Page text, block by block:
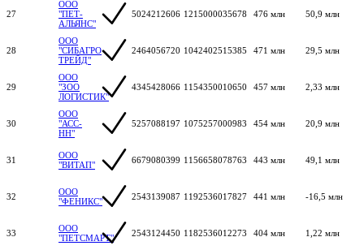
27
ООО
"ПЕТ-
АЛЬЯНС"
5024212606 1215000035678 476 млн 50,9 млн
28
ООО
"СИБАГРО
ТРЕЙД"
2464056720 1042402515385 471 млн 29,5 млн
29
ООО
"ЗОО
ЛОГИСТИК"
4345428066 1154350010650 457 млн 2,33 млн
30
ООО
"АСС-
НН"
5257088197 1075257000983 454 млн 20,9 млн
31
ООО
"ВИТАП"
6679080399 1156658078763 443 млн 49,1 млн
32
ООО
"ФЕНИКС"
2543139087 1192536017827 441 млн -16,5 млн
33
ООО
"ПЕТСМАРТ"
2543124450 1182536012273 404 млн 1,22 млн